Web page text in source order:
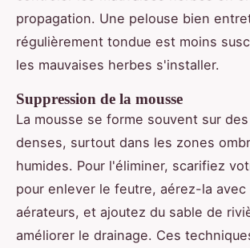
propagation. Une pelouse bien
régulièrement tondue est moins
les mauvaises herbes s'installer.
Suppression de la mousse
La mousse se forme souvent sur
denses, surtout dans les zones
humides. Pour l'éliminer, scarifiez
pour enlever le feutre, aérez-la avec
aérateurs, et ajoutez du sable de
améliorer le drainage. Ces